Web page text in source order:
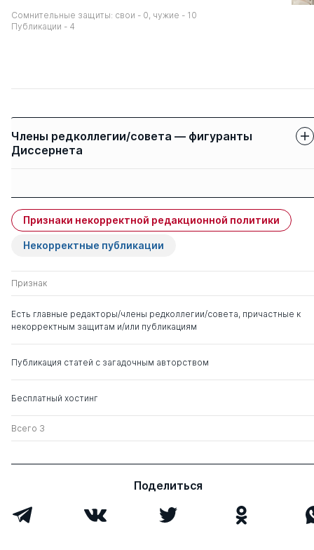
Сомнительные защиты: свои - 0, чужие - 10
Публикации - 4
Члены редколлегии/совета — фигуранты
Диссернета
Белгородский Валерий
Савельевич
д. соц.н. 1 0
Эрдынеева Клавдия
Гомбожаповна
Маршак Аркадий
Львович
д. филос.н.
Признаки некорректной редакционной политики
Некорректные публикации
Признак
Есть главные редакторы/члены редколлегии/совета, причастные к
некорректным защитам и/или публикациям
Публикация статей с загадочным авторством
Бесплатный хостинг
Всего 3
Поделиться